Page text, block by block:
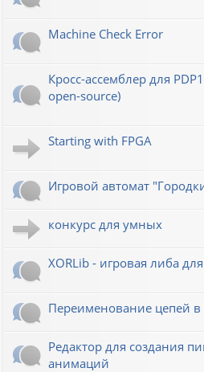
Machine Check Error
Кросс-ассемблер для
open-source)
Starting with FPGA
Игровой автомат
конкурс для умных
XORLib - игровая либа
Переименование цепей в
Редактор для создания
анимаций